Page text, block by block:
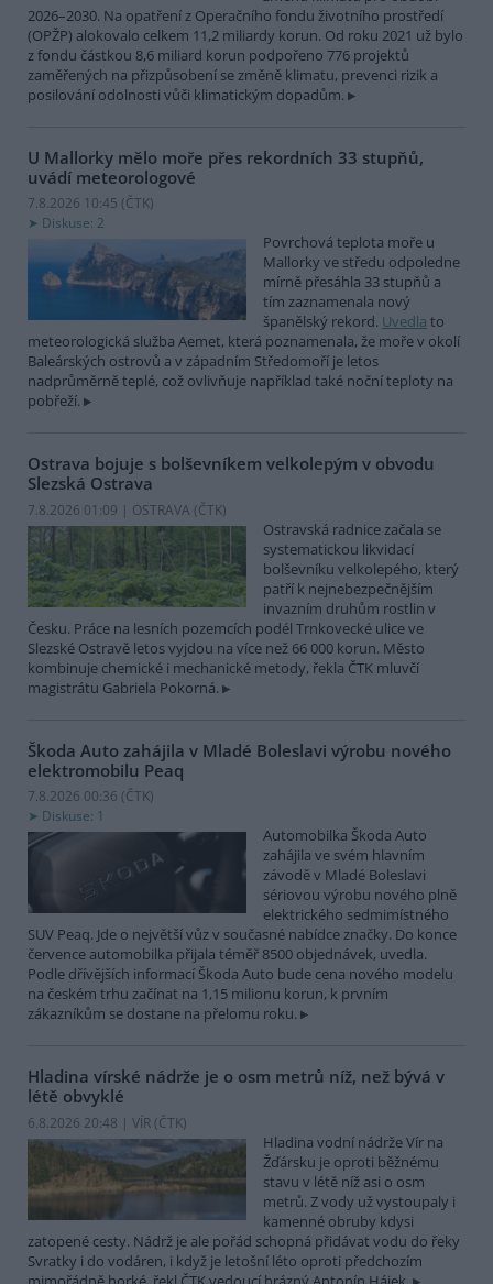
2026–2030. Na opatření z Operačního fondu životního prostředí
(OPŽP) alokovalo celkem 11,2 miliardy korun. Od roku 2021 už bylo
z fondu částkou 8,6 miliard korun podpořeno 776 projektů
zaměřených na přizpůsobení se změně klimatu, prevenci rizik a
posilování odolnosti vůči klimatickým dopadům.
U Mallorky mělo moře přes rekordních 33 stupňů,
uvádí meteorologové
7.8.2026 10:45 (ČTK)
Diskuse: 2
Povrchová teplota moře u
Mallorky ve středu odpoledne
mírně přesáhla 33 stupňů a
tím zaznamenala nový
španělský rekord. Uvedla to
meteorologická služba Aemet, která poznamenala, že moře v okolí
Baleárských ostrovů a v západním Středomoří je letos
nadprůměrně teplé, což ovlivňuje například také noční teploty na
pobřeží.
Ostrava bojuje s bolševníkem velkolepým v obvodu
Slezská Ostrava
7.8.2026 01:09 | OSTRAVA (ČTK)
Ostravská radnice začala se
systematickou likvidací
bolševníku velkolepého, který
patří k nejnebezpečnějším
invazním druhům rostlin v
Česku. Práce na lesních pozemcích podél Trnkovecké ulice ve
Slezské Ostravě letos vyjdou na více než 66 000 korun. Město
kombinuje chemické i mechanické metody, řekla ČTK mluvčí
magistrátu Gabriela Pokorná.
Škoda Auto zahájila v Mladé Boleslavi výrobu nového
elektromobilu Peaq
7.8.2026 00:36 (ČTK)
Diskuse: 1
Automobilka Škoda Auto
zahájila ve svém hlavním
závodě v Mladé Boleslavi
sériovou výrobu nového plně
elektrického sedmimístného
SUV Peaq. Jde o největší vůz v současné nabídce značky. Do konce
července automobilka přijala téměř 8500 objednávek, uvedla.
Podle dřívějších informací Škoda Auto bude cena nového modelu
na českém trhu začínat na 1,15 milionu korun, k prvním
zákazníkům se dostane na přelomu roku.
Hladina vírské nádrže je o osm metrů níž, než bývá v
létě obvyklé
6.8.2026 20:48 | VÍR (ČTK)
Hladina vodní nádrže Vír na
Žďársku je oproti běžnému
stavu v létě níž asi o osm
metrů. Z vody už vystoupaly i
kamenné obruby kdysi
zatopené cesty. Nádrž je ale pořád schopná přidávat vodu do řeky
Svratky i do vodáren, i když je letošní léto oproti předchozím